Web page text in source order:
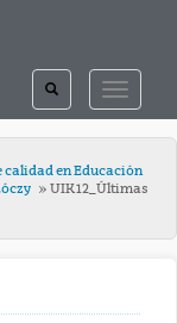
TOGGLE
TOGGLE
SEARCH
en Educación
UIK12_Últimas